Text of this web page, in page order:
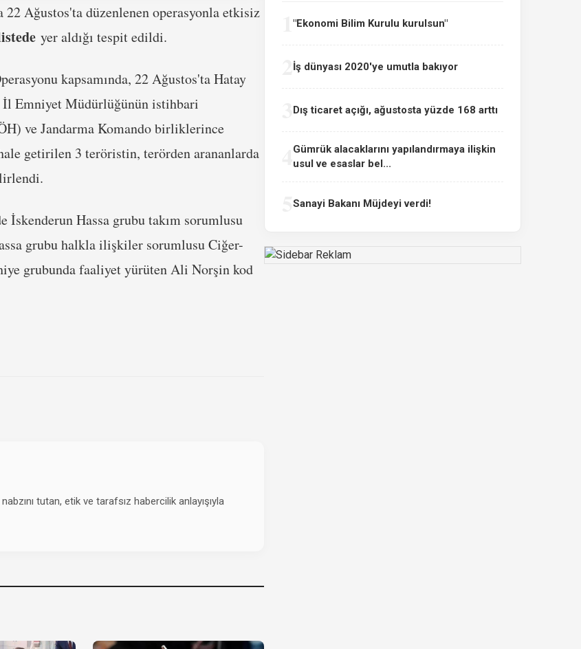
22 Ağustos'ta düzenlenen operasyonla etkisiz
yer aldığı tespit edildi.
kapsamında, 22 Ağustos'ta Hatay
İl Emniyet Müdürlüğünün istihbari
ve Jandarma Komando birliklerince
getirilen 3 teröristin, terörden arananlarda
Hassa grubu takım sorumlusu
grubu halkla ilişkiler sorumlusu Ciğer-
grubunda faaliyet yürüten Ali Norşin kod
tutan, etik ve tarafsız habercilik anlayışıyla
"Ekonomi Bilim Kurulu kurulsun"
İş dünyası 2020'ye umutla bakıyor
Dış ticaret açığı, ağustosta yüzde 168 arttı
Gümrük alacaklarını yapılandırmaya ilişkin
usul ve esaslar bel...
Sanayi Bakanı Müjdeyi verdi!